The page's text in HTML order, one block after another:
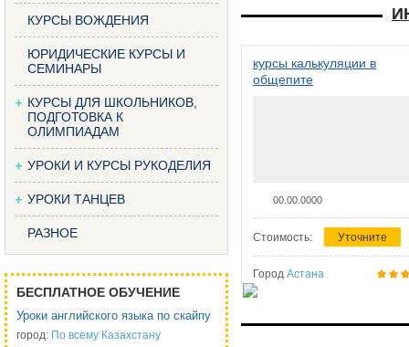
КУРСЫ ВОЖДЕНИЯ
ЮРИДИЧЕСКИЕ КУРСЫ И
СЕМИНАРЫ
КУРСЫ ДЛЯ ШКОЛЬНИКОВ,
ПОДГОТОВКА К
ОЛИМПИАДАМ
УРОКИ И КУРСЫ РУКОДЕЛИЯ
УРОКИ ТАНЦЕВ
РАЗНОЕ
БЕСПЛАТНОЕ ОБУЧЕНИЕ
Уроки английского языка по скайпу
город: По всему Казахстану
курсы калькуляции в
общепите
00.00.0000
Стоимость: Уточните
Город Астана